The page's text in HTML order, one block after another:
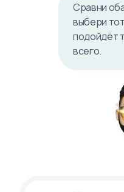
Сравни
выбери
подойдёт
всего.